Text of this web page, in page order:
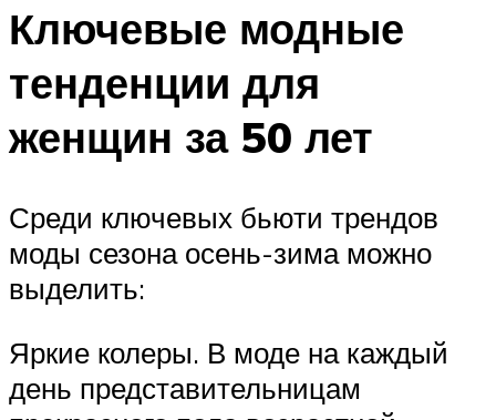
Ключевые модные
тенденции для
женщин за 50 лет
Среди ключевых бьюти трендов
моды сезона осень-зима можно
выделить:
Яркие колеры. В моде на каждый
день представительницам